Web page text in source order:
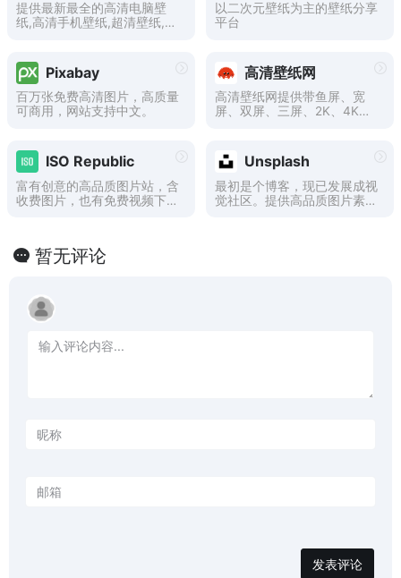
提供最新最全的高清电脑壁
纸,高清手机壁纸,超清壁纸,原
等精选好看的壁纸。
以二次元壁纸为主的壁纸分享
平台
Pixabay
百万张免费高清图片，高质量
可商用，网站支持中文。
高清壁纸网
高清壁纸网提供带鱼屏、宽
屏、双屏、三屏、2K、4K、5
ISO Republic
富有创意的高品质图片站，含
收费图片，也有免费视频下
Unsplash
最初是个博客，现已发展成视
觉社区。提供高品质图片素
暂无评论
发表评论